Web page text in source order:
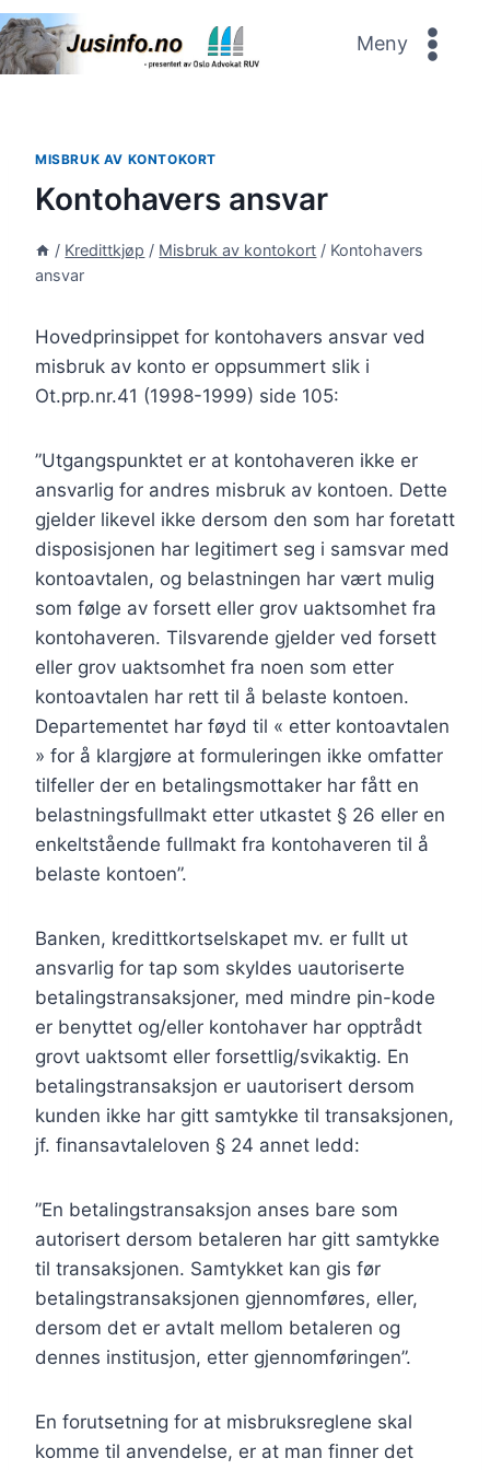
Skip
to
content
Meny
MISBRUK AV KONTOKORT
Kontohavers ansvar
/ Kredittkjøp / Misbruk av kontokort / Kontohavers
ansvar
Hovedprinsippet for kontohavers ansvar ved
misbruk av konto er oppsummert slik i
Ot.prp.nr.41 (1998-1999) side 105:
”Utgangspunktet er at kontohaveren ikke er
ansvarlig for andres misbruk av kontoen. Dette
gjelder likevel ikke dersom den som har foretatt
disposisjonen har legitimert seg i samsvar med
kontoavtalen, og belastningen har vært mulig
som følge av forsett eller grov uaktsomhet fra
kontohaveren. Tilsvarende gjelder ved forsett
eller grov uaktsomhet fra noen som etter
kontoavtalen har rett til å belaste kontoen.
Departementet har føyd til « etter kontoavtalen
» for å klargjøre at formuleringen ikke omfatter
tilfeller der en betalingsmottaker har fått en
belastningsfullmakt etter utkastet § 26 eller en
enkeltstående fullmakt fra kontohaveren til å
belaste kontoen”.
Banken, kredittkortselskapet mv. er fullt ut
ansvarlig for tap som skyldes uautoriserte
betalingstransaksjoner, med mindre pin-kode
er benyttet og/eller kontohaver har opptrådt
grovt uaktsomt eller forsettlig/svikaktig. En
betalingstransaksjon er uautorisert dersom
kunden ikke har gitt samtykke til transaksjonen,
jf. finansavtaleloven § 24 annet ledd:
”En betalingstransaksjon anses bare som
autorisert dersom betaleren har gitt samtykke
til transaksjonen. Samtykket kan gis før
betalingstransaksjonen gjennomføres, eller,
dersom det er avtalt mellom betaleren og
dennes institusjon, etter gjennomføringen”.
En forutsetning for at misbruksreglene skal
komme til anvendelse, er at man finner det